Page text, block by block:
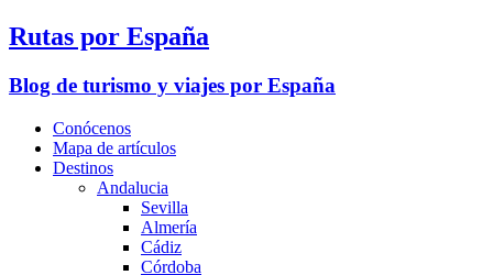
Rutas por España
Blog de turismo y viajes por España
Conócenos
Mapa de artículos
Destinos
Andalucia
Sevilla
Almería
Cádiz
Córdoba